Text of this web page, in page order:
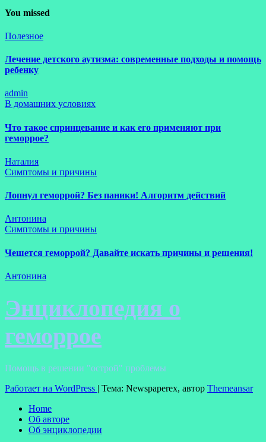
You missed
Полезное
Лечение детского аутизма: современные подходы и помощь
ребенку
admin
В домашних условиях
Что такое спринцевание и как его применяют при
геморрое?
Наталия
Симптомы и причины
Лопнул геморрой? Без паники! Алгоритм действий
Антонина
Симптомы и причины
Чешется геморрой? Давайте искать причины и решения!
Антонина
Энциклопедия о
геморрое
Помощь в решении "острой" проблемы
Работает на WordPress | Тема: Newspaperex, автор Themeansar
Home
Об авторе
Об энциклопедии